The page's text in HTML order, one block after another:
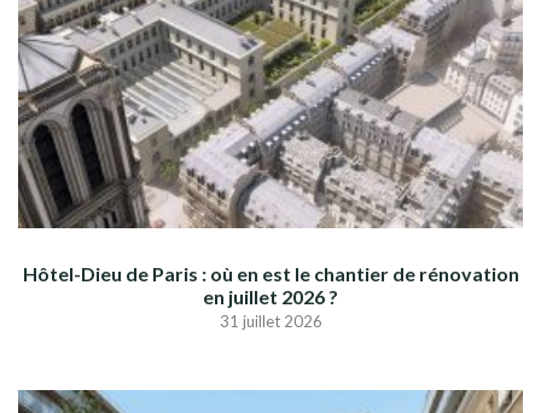
Hôtel-Dieu de Paris : où en est le chantier de rénovation
en juillet 2026 ?
31 juillet 2026